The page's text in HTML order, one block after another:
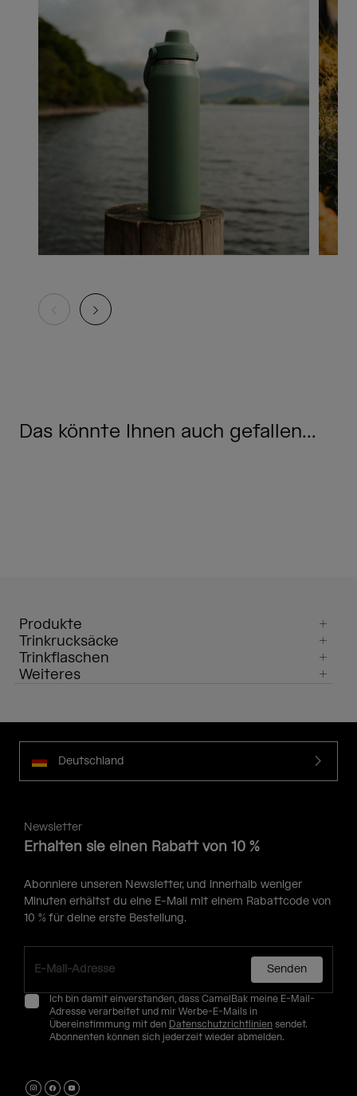
Das könnte Ihnen auch gefallen...
Produkte
Trinkrucksäcke
Trinkflaschen
Weiteres
Deutschland
Newsletter
Erhalten sie einen Rabatt von 10 %
Abonniere unseren Newsletter, und innerhalb weniger
Minuten erhältst du eine E-Mail mit einem Rabattcode von
10 % für deine erste Bestellung.
Senden
Ich bin damit einverstanden, dass CamelBak meine E-Mail-
Adresse verarbeitet und mir Werbe-E-Mails in
Übereinstimmung mit den Datenschutzrichtlinien sendet.
Abonnenten können sich jederzeit wieder abmelden.